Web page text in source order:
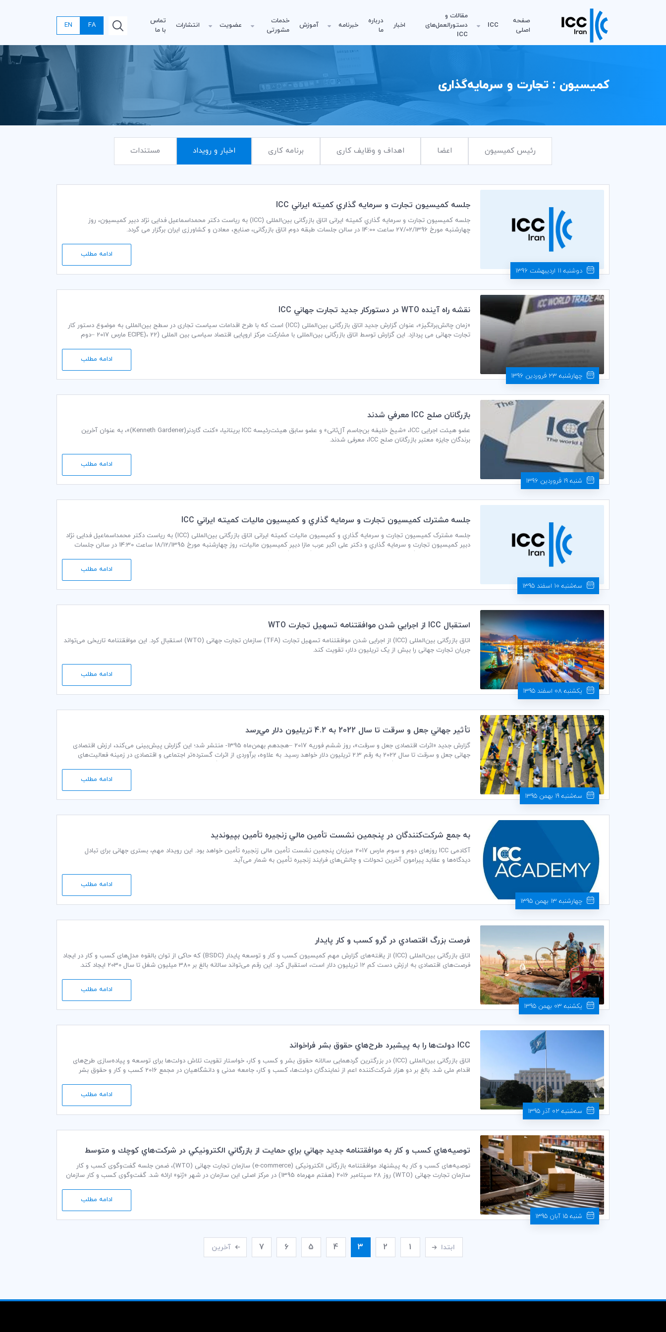
صفحه
اصلی
ICC
مقالات و
دستورالعمل‌های
ICC
اخبار
درباره
ما
خبرنامه آموزش
خدمات
مشورتی
عضویت انتشارات
تماس
با ما
FA
EN
کمیسیون : تجارت و سرمایه‌گذاری
رئیس کمیسیون اعضا اهداف و وظایف کاری برنامه کاری اخبار و رویداد مستندات
جلسه كميسيون تجارت و سرمايه گذاري كميته ايراني ICC
جلسه کمیسیون تجارت و سرمايه گذاري کمیته ایرانی اتاق بازرگانی بین‌المللی (ICC) به ریاست دکتر محمداسماعیل فدایی نژاد دبير كمیسيون، روز
چهارشنبه مورخ 27/02/1396 ساعت 14:00 در سالن جلسات طبقه دوم اتاق بازرگانی، صنایع، معادن و کشاورزی ایران برگزار می گردد.
ادامه مطلب
دوشنبه 11 اردیبهشت 1396
نقشه راه آينده WTO در دستوركار جديد تجارت جهاني ICC
«زمان‌ چالش‌برانگیز»، عنوان گزارش جدید اتاق بازرگانی بین‌المللی (ICC) است که با طرح اقدامات سیاست تجاری در سطح بین‌المللی به موضوع دستور کار
تجارت جهانی می پردازد. این گزارش توسط اتاق بازرگانی بین‌المللی با مشارکت مرکز اروپایی اقتصاد سیاسی بین المللی (ECIPE)، 22 مارس 2017 –دوم
ادامه مطلب
چهارشنبه 23 فروردین 1396
بازرگانان صلح ICC معرفي شدند
عضو هیئت اجرایی ICC، «شیخ خلیفه بن‌جاسم آل‌ثانی» و عضو سابق هیئت‌رئیسه ICC بریتانیا، «کنت گاردنر(Kenneth Gardener)»، به عنوان آخرین
برندگان جایزه معتبر بازرگانان صلح ICC، معرفی شدند.
ادامه مطلب
شنبه 19 فروردین 1396
جلسه مشترك كميسيون تجارت و سرمايه گذاري و كميسيون ماليات كميته ايراني ICC
جلسه مشترک کمیسیون تجارت و سرمايه گذاري و کمیسیون مالیات کمیته ایرانی اتاق بازرگانی بین‌المللی (ICC) به ریاست دکتر محمداسماعیل فدایی نژاد
دبير كمیسيون تجارت و سرمايه گذاري و دکتر علی اکبر عرب مازا دبير كمیسيون مالیات، روز چهارشنبه مورخ 18/12/1395 ساعت 14:30 در سالن جلسات
ادامه مطلب
سه‌شنبه 10 اسفند 1395
استقبال ICC از اجرايي شدن موافقتنامه تسهيل تجارت WTO
اتاق بازرگانی بین‌المللی (ICC) از اجرایی شدن موافقتنامه تسهیل تجارت (TFA) سازمان تجارت جهانی (WTO) استقبال کرد. این موافقتنامه تاریخی می‌تواند
جریان تجارت جهانی را بیش از یک تریلیون دلار، تقویت کند.
ادامه مطلب
یکشنبه 08 اسفند 1395
تأثير جهاني جعل و سرقت تا سال 2022 به 4.2 تريليون دلار مي‌رسد
گزارش جدید «اثرات اقتصادی جعل و سرقت»، روز ششم فوریه 2017 –هجدهم بهمن‌ماه 1395- منتشر شد؛ این گزارش پیش‌بینی می‌کند، ارزش اقتصادی
جهانی جعل و سرقت تا سال 2022 به رقم 2.3 تریلیون دلار خواهد رسید. به علاوه، برآوردی از اثرات گسترده‌تر اجتماعی و اقتصادی در زمینه فعالیت‌های
ادامه مطلب
سه‌شنبه 19 بهمن 1395
به جمع شركت‌كنندگان در پنجمين نشست تأمين مالي زنجيره تأمين بپيونديد
آکادمی ICC روزهای دوم و سوم مارس 2017 میزبان پنجمین نشست تأمین مالی زنجیره تأمین خواهد بود. این رویداد مهم، بستری جهانی برای تبادل
دیدگاه‌ها و عقاید پیرامون آخرین تحولات و چالش‌های فرایند زنجیره تأمین به شمار می‌آید.
ادامه مطلب
چهارشنبه 13 بهمن 1395
فرصت بزرگ اقتصادي در گرو كسب و كار پايدار
اتاق بازرگانی بین‌المللی (ICC) از یافته‌های گزارش مهم کمیسیون کسب و کار و توسعه پایدار (BSDC) که حاکی از توان بالقوه مدل‌های کسب و کار در ایجاد
فرصت‌های اقتصادی به ارزش دست کم 12 تریلیون دلار است، استقبال کرد. این رقم می‌تواند سالانه بالغ بر 380 میلیون شغل تا سال 2030 ایجاد کند.
ادامه مطلب
یکشنبه 03 بهمن 1395
ICC دولت‌ها را به پيشبرد طرح‌هاي حقوق بشر فراخواند
اتاق بازرگانی بین‌المللی (ICC) در بزرگترین گردهمایی سالانه حقوق بشر و کسب و کار، خواستار تقویت تلاش دولت‌ها برای توسعه و پیاده‌سازی طرح‌های
اقدام ملی شد. بالغ بر دو هزار شرکت‌کننده اعم از نمایندگان دولت‌ها، کسب و کار، جامعه مدنی و دانشگاهیان در مجمع 2016 کسب و کار و حقوق بشر
ادامه مطلب
سه‌شنبه 02 آذر 1395
توصيه‌هاي كسب و كار به موافقتنامه جديد جهاني براي حمايت از بازرگاني الكترونيكي در شركت‌هاي كوچك و متوسط
(SMEs)
توصیه‌های کسب و کار به پیشنهاد موافقتنامه بازرگانی الکترونیکی (e-commerce) سازمان تجارت جهانی (WTO)، ضمن جلسه گفت‌وگوی کسب و کار
سازمان تجارت جهانی (WTO) روز 28 سپتامبر 2016 (هفتم مهرماه 1395) در مرکز اصلی این سازمان در شهر «ژنو» ارائه شد. گفت‌وگوی کسب و کار سازمان
ادامه مطلب
شنبه 15 آبان 1395
ابتدا 1
2
3
4
5
6
7 آخرین